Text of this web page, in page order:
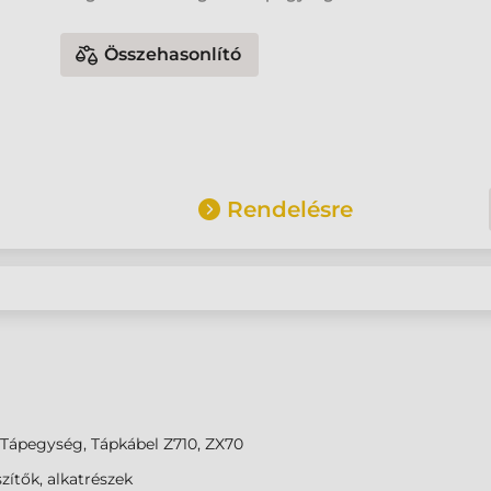
Összehasonlító
Rendelésre
Tápkábel Z710, ZX70
alkatrészek